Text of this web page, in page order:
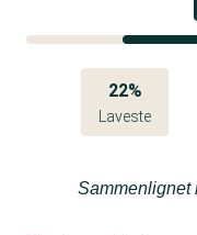
22%
Laveste
Sammenlignet